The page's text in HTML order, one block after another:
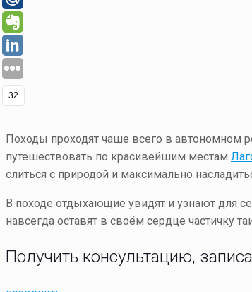
Походы проходят чаше всего в автономном
путешествовать по красивейшим местам
слиться с природой и максимально
В походе отдыхающие увидят и узнают для
навсегда оставят в своём сердце частичку
Получить консультацию,
32